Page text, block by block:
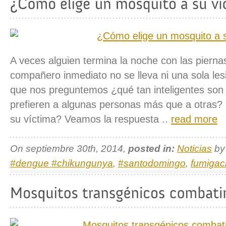
A veces alguien termina la noche con las
compañero inmediato no se lleva ni una sola
que nos preguntemos ¿qué tan inteligentes
prefieren a algunas personas más que a
su víctima? Veamos la respuesta .. read more
On septiembre 30th, 2014, posted in: Noticias
#dengue #chikungunya, #santodomingo,